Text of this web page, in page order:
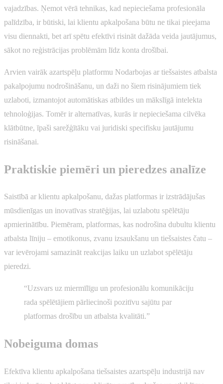
vajadzības. Ņemot vērā tehnikas, kad nepieciešama profesionāla
palīdzība, ir būtiski, lai klientu apkalpošana būtu ne tikai pieejama
visu diennakti, bet arī spētu efektīvi risināt dažāda veida jautājumus,
sākot no reģistrācijas problēmām līdz konta drošībai.
Arvien vairāk azartspēļu platformu Nodarbojas ar tiešsaistes atbalsta
pakalpojumu nodrošināšanu, un daži no šiem risinājumiem tiek
uzlaboti, izmantojot automātiskas atbildes un mākslīgā intelekta
tehnoloģijas. Tomēr ir alternatīvas, kurās ir nepieciešama cilvēka
klātbūtne, īpaši sarežģītāku vai juridiski specifisku jautājumu
risināšanai.
Praktiskie piemēri un pieredzes analīze
Saistībā ar klientu apkalpošanu, dažas platformas ir izstrādājušas
mūsdienīgas un inovatīvas stratēģijas, lai uzlabotu spēlētāju
apmierinātību. Piemēram, platformas, kas nodrošina dubultu klientu
atbalsta līniju – emotikonus, zvanu izsaukšanu un tiešsaistes čatu –
var ievērojami samazināt reakcijas laiku un uzlabot spēlētāju
pieredzi.
“Uzsvars uz miermīlīgu un profesionālu komunikāciju
rada spēlētājiem pārliecinoši pozitīvu sajūtu par
platformas drošību un atbalsta kvalitāti.”
Nobeiguma domas
Efektīva klientu apkalpošana tiešsaistes azartspēļu industrijā nav